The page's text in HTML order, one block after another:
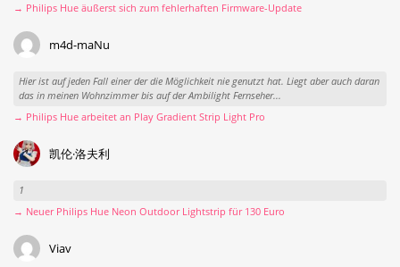
→ Philips Hue äußerst sich zum fehlerhaften Firmware-Update
m4d-maNu
Hier ist auf jeden Fall einer der die Möglichkeit nie genutzt hat. Liegt aber auch daran
das in meinen Wohnzimmer bis auf der Ambilight Fernseher...
→ Philips Hue arbeitet an Play Gradient Strip Light Pro
凯伦·洛夫利
1
→ Neuer Philips Hue Neon Outdoor Lightstrip für 130 Euro
Viav